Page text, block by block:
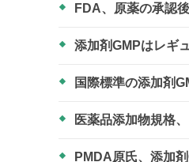
FDA、原薬の承認
添加剤GMPはレギ
国際標準の添加剤
医薬品添加物規格
PMDA原氏、添加